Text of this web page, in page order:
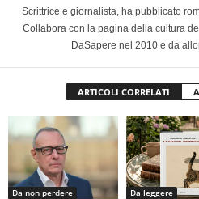
Scrittrice e giornalista, ha pubblicato
Collabora con la pagina della cultura
DaSapere nel 2010 e da
ARTICOLI CORRELATI
Da non perdere Da leggere